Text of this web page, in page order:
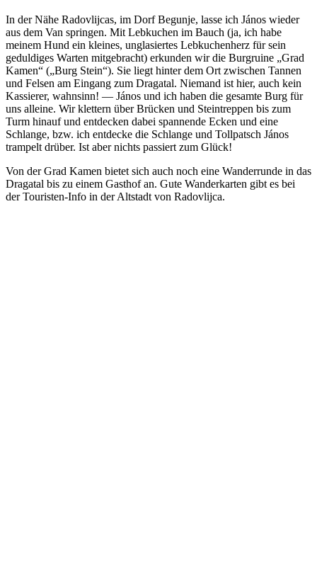
In der Nähe Radovlijcas, im Dorf Begunje, lasse ich János wieder
aus dem Van springen. Mit Lebkuchen im Bauch (ja, ich habe
meinem Hund ein kleines, unglasiertes Lebkuchenherz für sein
geduldiges Warten mitgebracht) erkunden wir die Burgruine „Grad
Kamen“ („Burg Stein“). Sie liegt hinter dem Ort zwischen Tannen
und Felsen am Eingang zum Dragatal. Niemand ist hier, auch kein
Kassierer, wahnsinn! — János und ich haben die gesamte Burg für
uns alleine. Wir klettern über Brücken und Steintreppen bis zum
Turm hinauf und entdecken dabei spannende Ecken und eine
Schlange, bzw. ich entdecke die Schlange und Tollpatsch János
trampelt drüber. Ist aber nichts passiert zum Glück!
Von der Grad Kamen bietet sich auch noch eine Wanderrunde in das
Dragatal bis zu einem Gasthof an. Gute Wanderkarten gibt es bei
der Touristen-Info in der Altstadt von Radovlijca.